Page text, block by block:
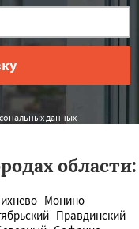
данных
области:
Монино
Правдинский